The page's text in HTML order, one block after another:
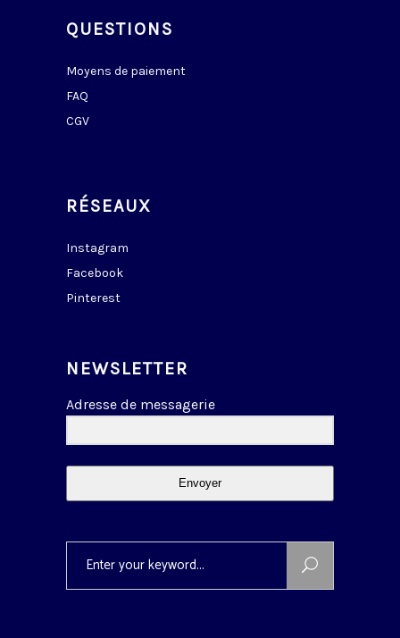
QUESTIONS
Moyens de paiement
FAQ
CGV
RÉSEAUX
Instagram
Facebook
Pinterest
NEWSLETTER
Adresse de messagerie
Envoyer
for: